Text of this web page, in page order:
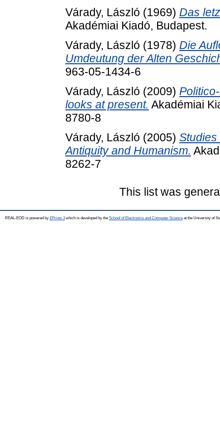
Várady, László (1969) Das
Akadémiai Kiadó, Budapest.
Várady, László (1978) Die
Umdeutung der Alten
963-05-1434-6
Várady, László (2009)
looks at present. Akadémiai
8780-8
Várady, László (2005)
Antiquity and Humanism.
8262-7
This list was
REAL-EOD is powered by EPrints 3which is developed by the School of Electronics and Computer Science at the University of